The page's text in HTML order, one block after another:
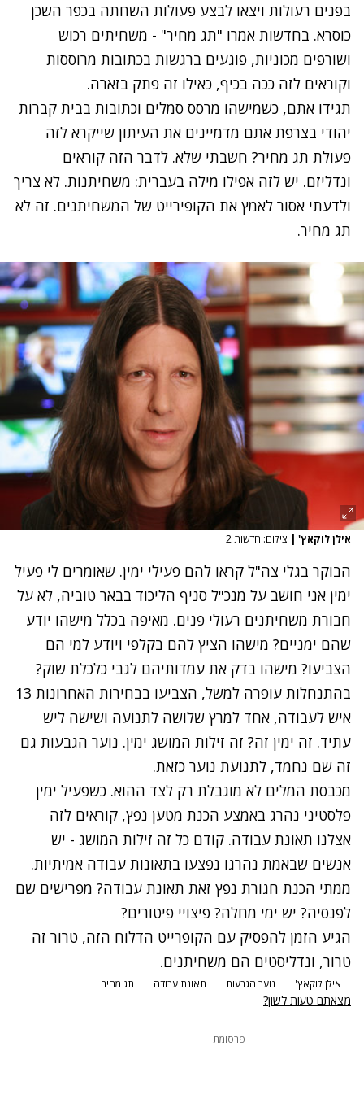
בפנים רעולות ויצאו לבצע פעולות השחתה בכפר השכן
כוסרא. בחדשות אמרו "תג מחיר" - משחיתים רכוש
ושורפים מכוניות, פוגעים ברגשות בכתובות מרוססות
וקוראים לזה ככה בכיף, כאילו זה פתק בזארה.
תגידו אתם, כשמישהו מרסס סמלים וכתובות בבית קברות
יהודי בצרפת אתם מדמיינים את העיתון שייקרא לזה
פעולת תג מחיר? חשבתי שלא. לדבר הזה קוראים
ונדליזם. יש לזה אפילו מילה בעברית: משחיתנות. לא צריך
ולדעתי אסור לאמץ את הקופירייט של המשחיתנים. זה לא
תג מחיר.
אילן לוקאץ' | צילום: חדשות 2
הבוקר בגלי צה"ל קראו להם פעילי ימין. שאומרים לי פעיל
ימין אני חושב על מנכ"ל סניף הליכוד בבאר טוביה, לא על
חבורת משחיתנים רעולי פנים. מאיפה בכלל מישהו יודע
שהם ימניים? מישהו הציץ להם בקלפי ויודע למי הם
הצביעו? מישהו בדק את עמדותיהם לגבי כלכלת שוק?
בהתנחלות עופרה למשל, הצביעו בבחירות האחרונות 13
איש לעבודה, אחד למרץ שלושה לתנועה ושישה ליש
עתיד. זה ימין זה? זה זילות המושג ימין. נוער הגבעות גם
זה שם נחמד, לתנועת נוער כזאת.
מכבסת המלים לא מוגבלת רק לצד ההוא. כשפעיל ימין
פלסטיני נהרג באמצע הכנת מטען נפץ, קוראים לזה
אצלנו תאונת עבודה. קודם כל זה זילות המושג - יש
אנשים שבאמת נהרגו נפצעו בתאונות עבודה אמיתיות.
ממתי הכנת חגורת נפץ זאת תאונת עבודה? מפרישים שם
לפנסיה? יש ימי מחלה? פיצויי פיטורים?
הגיע הזמן להפסיק עם הקופרייט הדלוח הזה, טרור זה
טרור, ונדליסטים הם משחיתנים.
אילן לוקאץ' נוער הגבעות תאונת עבודה תג מחיר
מצאתם טעות לשון?
פרסומת